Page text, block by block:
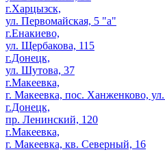
г.Харцызск,
ул. Первомайская, 5 "а"
г.Енакиево,
ул. Щербакова, 115
г.Донецк,
ул. Шутова, 37
г.Макеевка,
г. Макеевка, пос. Ханженково,
г.Донецк,
пр. Ленинский, 120
г.Макеевка,
г. Макеевка, кв. Северный, 16